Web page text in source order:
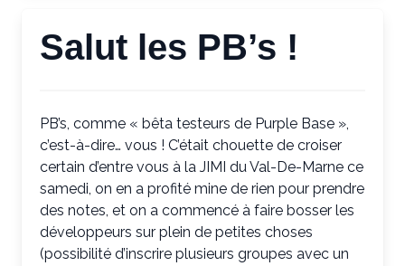
Salut les PB’s !
PB’s, comme « bêta testeurs de Purple Base »,
c’est-à-dire… vous ! C’était chouette de croiser
certain d’entre vous à la JIMI du Val-De-Marne ce
samedi, on en a profité mine de rien pour prendre
des notes, et on a commencé à faire bosser les
développeurs sur plein de petites choses
(possibilité d’inscrire plusieurs groupes avec un